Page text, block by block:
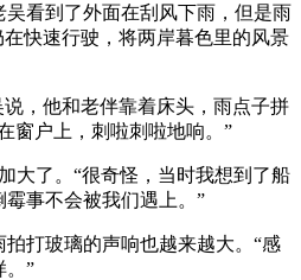
看到了外面在刮风下雨，但是雨
快速行驶，将两岸暮色里的风景
，他和老伴靠着床头，雨点子拼
窗户上，刺啦刺啦地响。”
了。“很奇怪，当时我想到了船
事不会被我们遇上。”
打玻璃的声响也越来越大。“感
。”